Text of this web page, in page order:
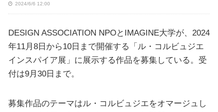
2024/6/6 12:00
DESIGN ASSOCIATION NPOとIMAGINE大学が、2024
年11月8日から10日まで開催する「ル・コルビュジエ
インスパイア展」に展示する作品を募集している。受
付は9月30日まで。
募集作品のテーマはル・コルビュジエをオマージュし